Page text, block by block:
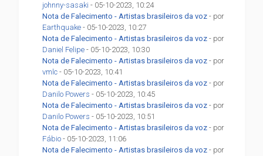
johnny-sasaki - 05-10-2023, 10:24
Nota de Falecimento - Artistas brasileiros da voz - por
Earthquake - 05-10-2023, 10:27
Nota de Falecimento - Artistas brasileiros da voz - por
Daniel Felipe - 05-10-2023, 10:30
Nota de Falecimento - Artistas brasileiros da voz - por
vmlc - 05-10-2023, 10:41
Nota de Falecimento - Artistas brasileiros da voz - por
Danilo Powers - 05-10-2023, 10:45
Nota de Falecimento - Artistas brasileiros da voz - por
Danilo Powers - 05-10-2023, 10:51
Nota de Falecimento - Artistas brasileiros da voz - por
Fábio - 05-10-2023, 11:06
Nota de Falecimento - Artistas brasileiros da voz - por